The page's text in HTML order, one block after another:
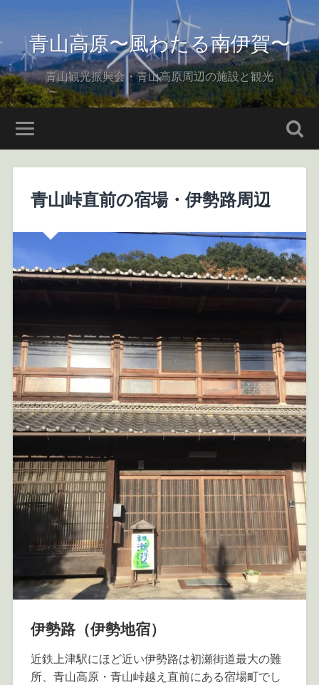
青山高原〜風わたる南伊賀〜
青山観光振興会・青山高原周辺の施設と観光
青山峠直前の宿場・伊勢路周辺
伊勢路（伊勢地宿）
近鉄上津駅にほど近い伊勢路は初瀬街道最大の難
所、青山高原・青山峠越え直前にある宿場町でし